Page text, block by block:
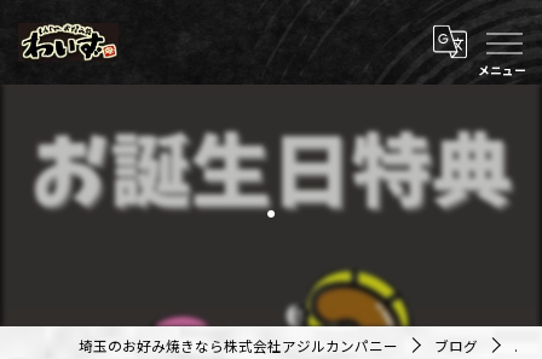
.
埼玉のお好み焼きなら株式会社アジルカンパニー ブログ .